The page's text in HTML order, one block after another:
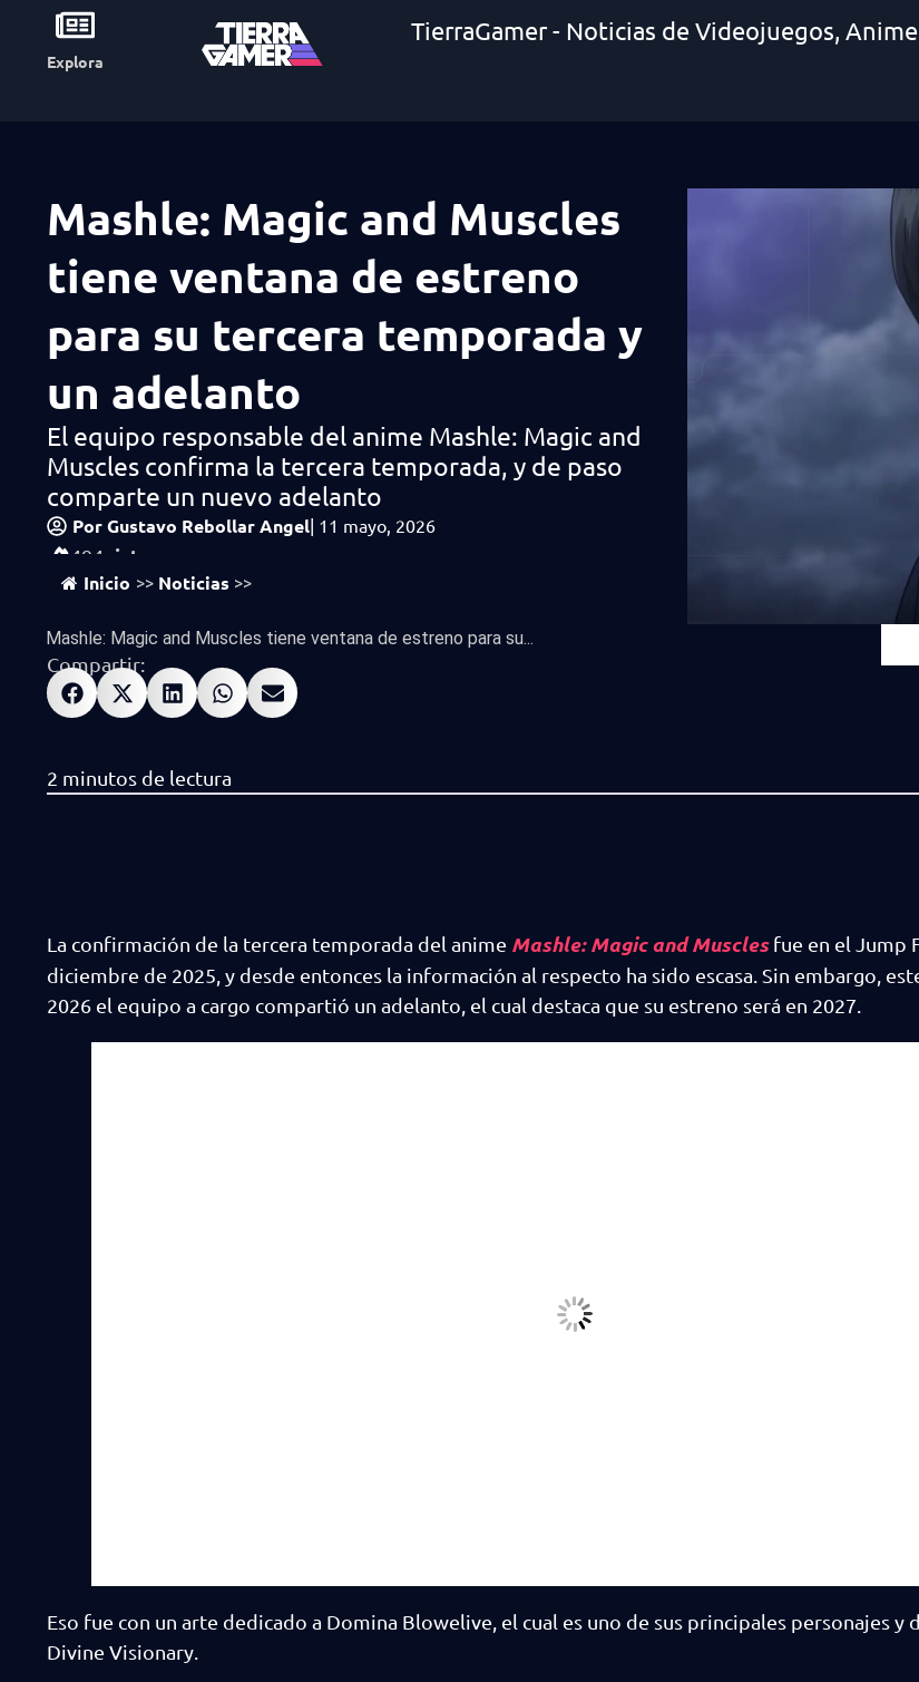
Explora
TierraGamer - Noticias de Videojuegos,
Mashle: Magic and Muscles
tiene ventana de estreno
para su tercera temporada y
un adelanto
El equipo responsable del anime Mashle: Magic and
Muscles confirma la tercera temporada, y de paso
comparte un nuevo adelanto
PorGustavo Rebollar Angel| 11 mayo, 2026
494 vistas
Inicio >> Noticias >>
Mashle: Magic and Muscles tiene ventana de estreno para su...
Compartir:
La confirmación de la tercera temporada del anime Mashle: Magic and Musclesfue en el Jump
diciembre de 2025, y desde entonces la información al respecto ha sido escasa. Sin embargo,
2026 el equipo a cargo compartió un adelanto, el cual destaca que su estreno será en 2027.
Eso fue con un arte dedicado a Domina Blowelive, el cual es uno de sus principales personajes y
Divine Visionary.